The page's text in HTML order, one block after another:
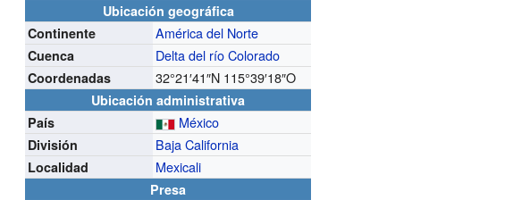
Ubicación geográfica
Continente
América del Norte
Cuenca Delta del río Colorado
Coordenadas 32°21′41″N 115°39′18″O
Ubicación administrativa
País
México
División Baja California
Localidad Mexicali
Presa